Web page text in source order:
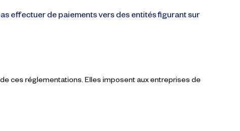
effectuer de paiements vers des entités figurant sur
ces réglementations. Elles imposent aux entreprises de